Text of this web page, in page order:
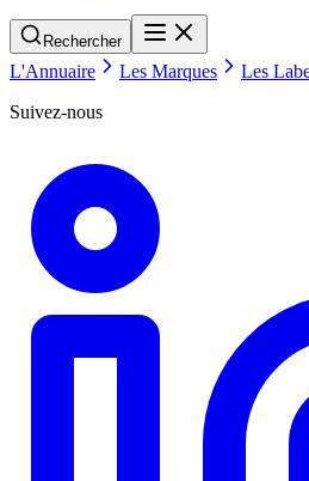
Rechercher
L'Annuaire Les Marques Les
Suivez-nous